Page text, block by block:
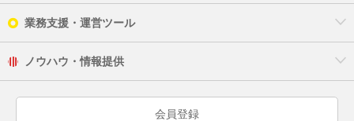
業務支援・運営ツール
ノウハウ・情報提供
会員登録